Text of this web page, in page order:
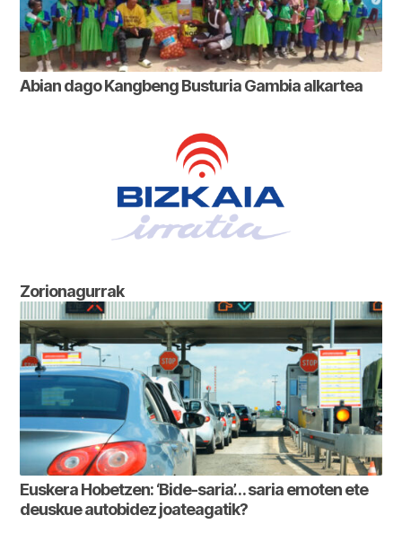
Abian dago Kangbeng Busturia Gambia alkartea
Zorionagurrak
Euskera Hobetzen: ‘Bide-saria’… saria emoten ete
deuskue autobidez joateagatik?